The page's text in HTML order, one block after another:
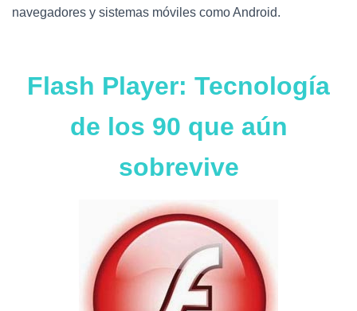
navegadores y sistemas móviles como Android.
Flash Player: Tecnología
de los 90 que aún
sobrevive